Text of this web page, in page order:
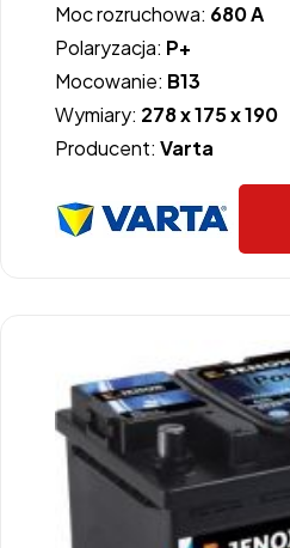
Moc rozruchowa: 680 A
Polaryzacja: P+
Mocowanie: B13
Wymiary: 278 x 175 x 190
Producent: Varta